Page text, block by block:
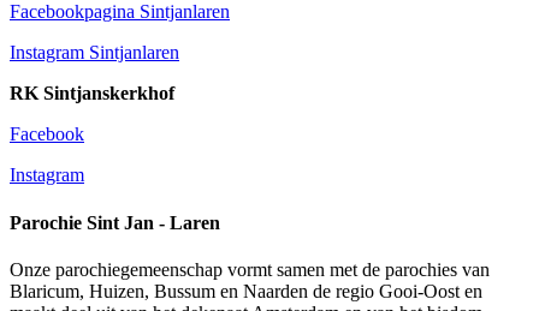
Facebookpagina Sintjanlaren
Instagram Sintjanlaren
RK Sintjanskerkhof
Facebook
Instagram
Parochie Sint Jan - Laren
Onze parochiegemeenschap vormt samen met de parochies van
Blaricum, Huizen, Bussum en Naarden de regio Gooi-Oost en